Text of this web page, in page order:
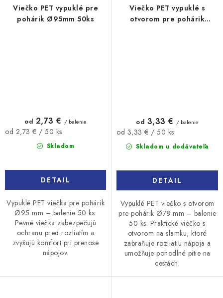
Viečko PET vypuklé pre
pohárik Ø95mm 50ks
Skladom
od 2,73 € / balenie
Jednotková
od 2,73 € / 50 ks
DETAIL
Vypuklé PET viečka pre pohárik
Ø95 mm – balenie 50 ks.
Pevné viečka zabezpečujú
ochranu pred rozliatím a
zvyšujú komfort pri prenose
nápojov.
Viečko PET vypuklé s
otvorom pre pohárik
Skladom u dodávateľa
od 3,33 € / balenie
Jednotková
cena:
od 3,33 € / 50 ks
DETAIL
Vypuklé PET viečko s otvorom
pre pohárik Ø78 mm – balenie
50 ks. Praktické viečko s
otvorom na slamku, ktoré
zabraňuje rozliatiu nápoja a
umožňuje pohodlné pitie na
cestách.